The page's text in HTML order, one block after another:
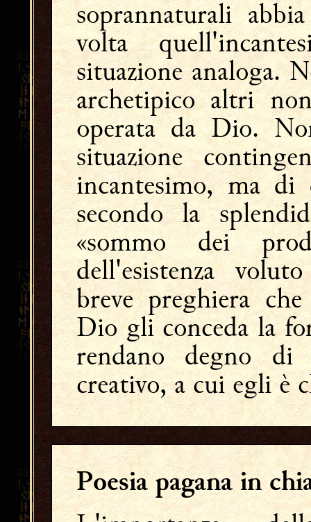
soprannaturali
volta
situazione analoga.
archetipico altri
operata da Dio.
situazione
incantesimo, ma
secondo la
«sommo dei
dell'esistenza
breve preghiera
Dio gli conceda la
rendano degno di
creativo, a cui egli è
Poesia pagana in